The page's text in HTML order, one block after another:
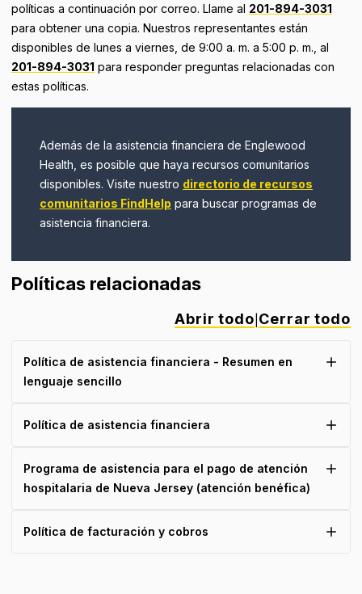
políticas a continuación por correo. Llame al 201-894-3031
para obtener una copia. Nuestros representantes están
disponibles de lunes a viernes, de 9:00 a. m. a 5:00 p. m., al
201-894-3031 para responder preguntas relacionadas con
estas políticas.
Además de la asistencia financiera de Englewood
Health, es posible que haya recursos comunitarios
disponibles. Visite nuestro directorio de recursos
comunitarios FindHelp para buscar programas de
asistencia financiera.
Políticas relacionadas
Abrir todo Cerrar todo
Política de asistencia financiera - Resumen en
lenguaje sencillo
Política de asistencia financiera
Programa de asistencia para el pago de atención
hospitalaria de Nueva Jersey (atención benéfica)
Política de facturación y cobros